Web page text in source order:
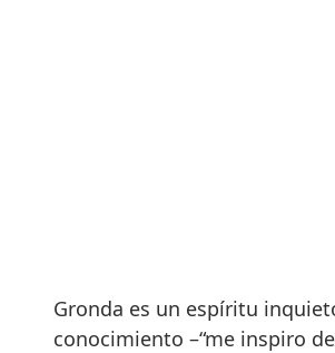
Gronda es un espíritu
conocimiento –“me inspiro de